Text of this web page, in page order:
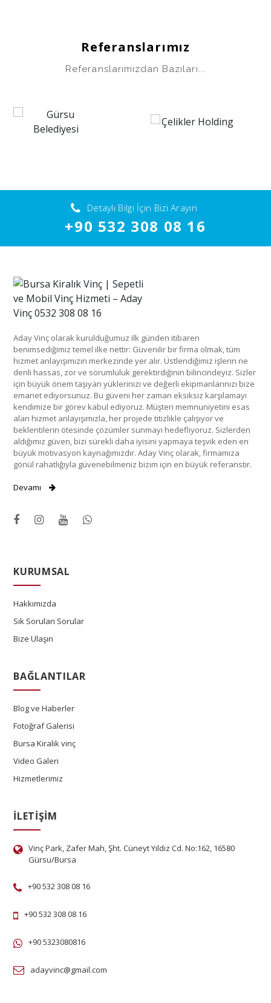
Referanslarımız
Referanslarımızdan Bazıları...
Detaylı Bilgi İçin Bizi Arayın
+90 532 308 08 16
Aday Vinç olarak kurulduğumuz ilk günden itibaren
benimsediğimiz temel ilke nettir: Güvenilir bir firma olmak, tüm
hizmet anlayışımızın merkezinde yer alır. Üstlendiğimiz işlerin ne
denli hassas, zor ve sorumluluk gerektirdiğinin bilincindeyiz. Sizler
için büyük önem taşıyan yüklerinizi ve değerli ekipmanlarınızı bize
emanet ediyorsunuz. Bu güveni her zaman eksiksiz karşılamayı
kendimize bir görev kabul ediyoruz. Müşteri memnuniyetini esas
alan hizmet anlayışımızla, her projede titizlikle çalışıyor ve
beklentilerin ötesinde çözümler sunmayı hedefliyoruz. Sizlerden
aldığımız güven, bizi sürekli daha iyisini yapmaya teşvik eden en
büyük motivasyon kaynağımızdır. Aday Vinç olarak, firmamıza
gönül rahatlığıyla güvenebilmeniz bizim için en büyük referanstır.
Devamı
KURUMSAL
Hakkımızda
Sık Sorulan Sorular
Bize Ulaşın
BAĞLANTILAR
Blog ve Haberler
Fotoğraf Galerisi
Bursa Kiralık vinç
Video Galeri
Hizmetlerimiz
İLETIŞIM
Vinç Park, Zafer Mah, Şht. Cüneyt Yıldız Cd. No:162, 16580
Gürsu/Bursa
+90 532 308 08 16
+90 532 308 08 16
+90 5323080816
adayvinc@gmail.com